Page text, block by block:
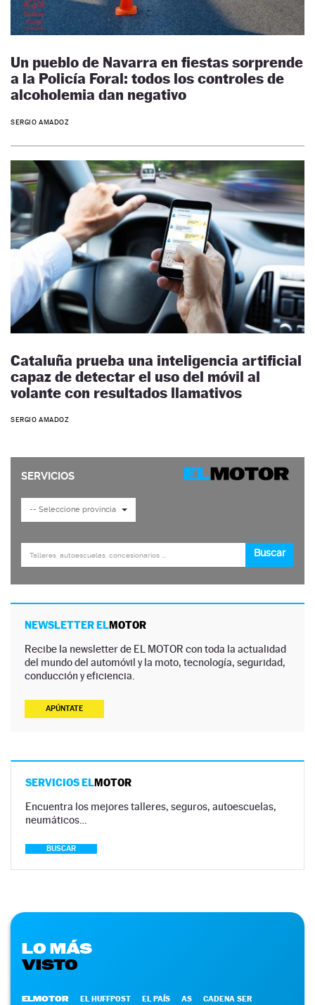
Un pueblo de Navarra en fiestas sorprende
a la Policía Foral: todos los controles de
alcoholemia dan negativo
SERGIO AMADOZ
Cataluña prueba una inteligencia artificial
capaz de detectar el uso del móvil al
volante con resultados llamativos
SERGIO AMADOZ
NEWSLETTER ELMOTOR
Recibe la newsletter de EL MOTOR con toda la actualidad
del mundo del automóvil y la moto, tecnología, seguridad,
conducción y eficiencia.
APÚNTATE
SERVICIOS ELMOTOR
Encuentra los mejores talleres, seguros, autoescuelas,
neumáticos…
BUSCAR
LO MÁS
VISTO
ELMOTOR EL HUFFPOST EL PAÍS AS CADENA SER